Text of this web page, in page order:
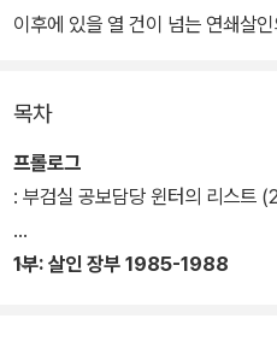
이후에 있을 열 건이 넘는 연쇄살
2006년, 「People」의 선임기자
해 자주 찾던 부검실에서 공보담당
사건을 알게 되며, 그때부터 이 사
목차
프롤로그
: 부검실 공보담당 윈터의 리스트
1부: 살인 장부 1985-1988